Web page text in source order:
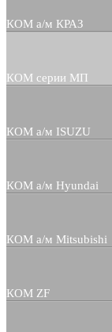
КОМ а/м КРАЗ
КОМ серии МП
КОМ а/м ISUZU
КОМ а/м Hyundai
КОМ а/м Mitsubishi
КОМ ZF